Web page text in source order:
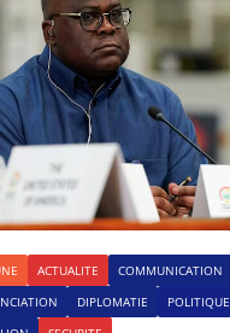
ACTUALITE COMMUNICATION
DIPLOMATIE POLITIQUE